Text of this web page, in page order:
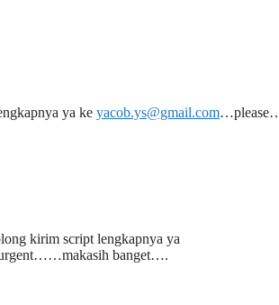
ya ke yacob.ys@gmail.com
kirim script lengkapnya ya
banget….